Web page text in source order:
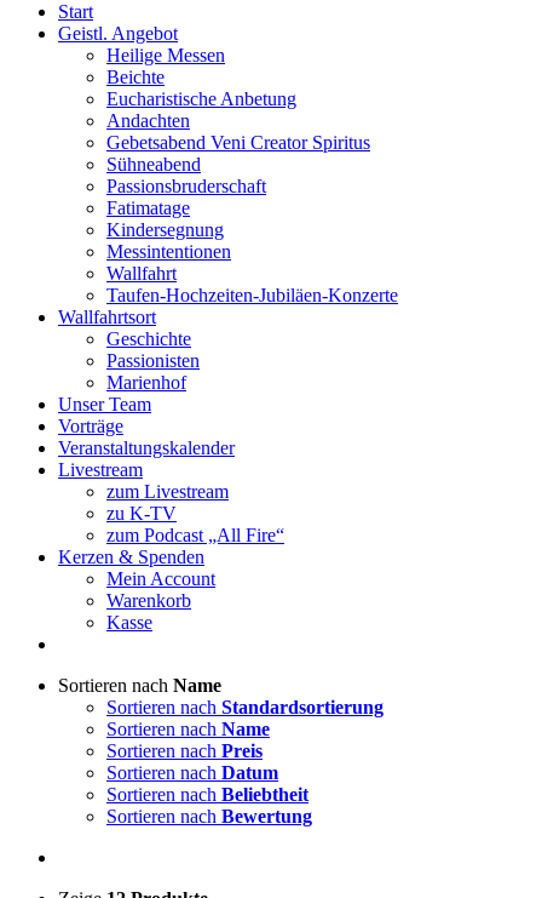
Start
Geistl. Angebot
Heilige Messen
Beichte
Eucharistische Anbetung
Andachten
Gebetsabend Veni Creator Spiritus
Sühneabend
Passionsbruderschaft
Fatimatage
Kindersegnung
Messintentionen
Wallfahrt
Taufen-Hochzeiten-Jubiläen-Konzerte
Wallfahrtsort
Geschichte
Passionisten
Marienhof
Unser Team
Vorträge
Veranstaltungskalender
Livestream
zum Livestream
zu K-TV
zum Podcast „All Fire“
Kerzen & Spenden
Mein Account
Warenkorb
Kasse
Sortieren nach Name
Sortieren nach Standardsortierung
Sortieren nach Name
Sortieren nach Preis
Sortieren nach Datum
Sortieren nach Beliebtheit
Sortieren nach Bewertung